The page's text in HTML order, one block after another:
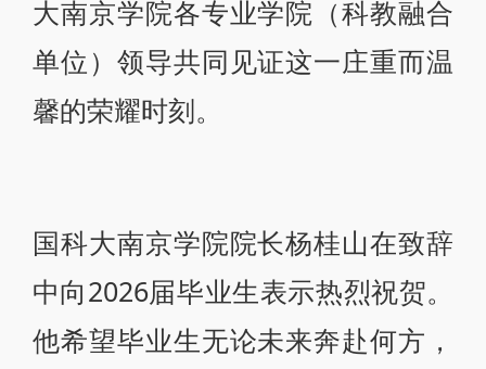
大南京学院各专业学院（科教融合
单位）领导共同见证这一庄重而温
馨的荣耀时刻。
国科大南京学院院长杨桂山在致辞
中向2026届毕业生表示热烈祝贺。
他希望毕业生无论未来奔赴何方，